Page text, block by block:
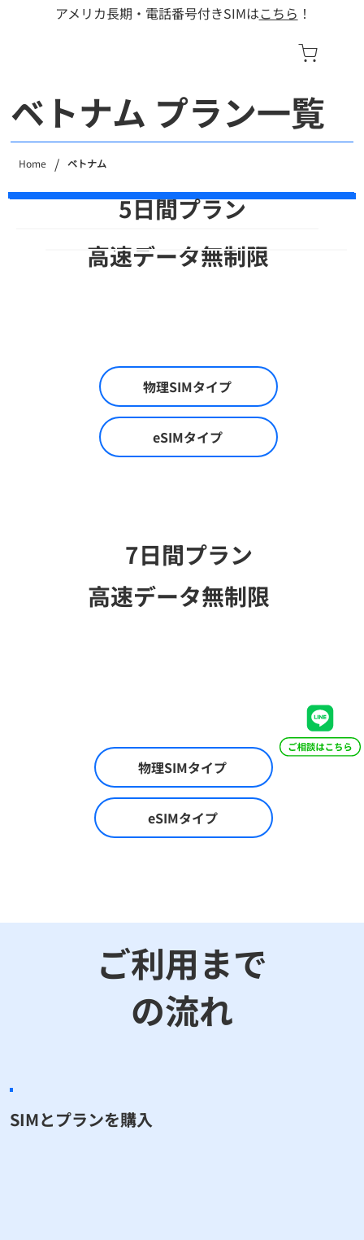
​アメリカ長期・電話番号付きSIMはこちら ！
ベトナム プラン一覧
Home / ベトナム
​SIMとプランを購入
ご利用まで
の流れ
5日間プラン
7日間プラン
高速データ無制限
高速データ無制限
物理SIMタイプ
eSIMタイプ
物理SIMタイプ
eSIMタイプ